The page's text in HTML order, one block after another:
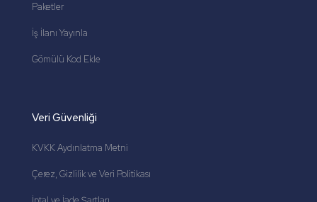
Paketler
İş İlanı Yayınla
Gömülü Kod Ekle
Veri Güvenliği
KVKK Aydınlatma Metni
Çerez, Gizlilik ve Veri Politikası